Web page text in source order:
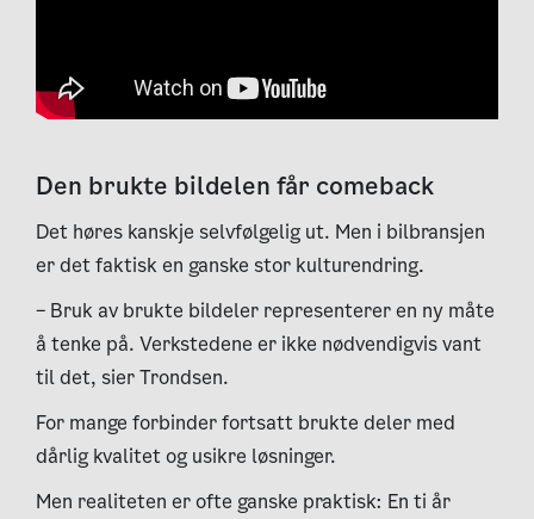
Den brukte bildelen får comeback
Det høres kanskje selvfølgelig ut. Men i bilbransjen
er det faktisk en ganske stor kulturendring.
– Bruk av brukte bildeler representerer en ny måte
å tenke på. Verkstedene er ikke nødvendigvis vant
til det, sier Trondsen.
For mange forbinder fortsatt brukte deler med
dårlig kvalitet og usikre løsninger.
Men realiteten er ofte ganske praktisk: En ti år